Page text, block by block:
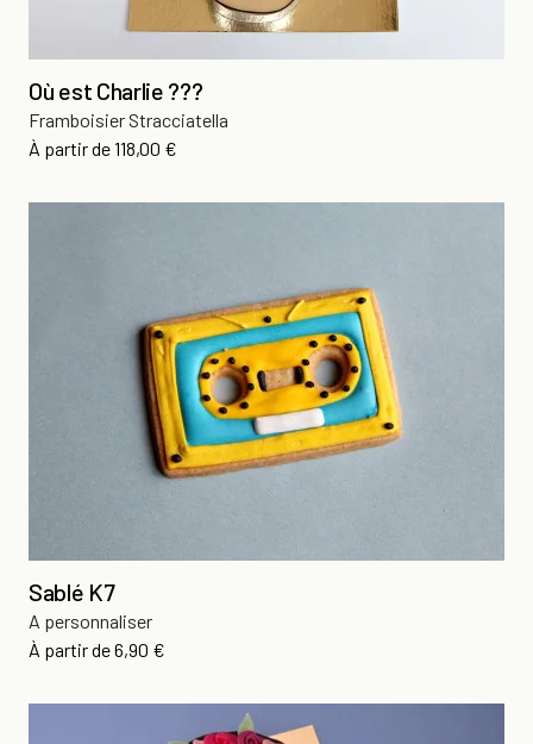
Où est Charlie ???
Framboisier Stracciatella
À partir dePrix
118,00 €
Sablé K7
A personnaliser
À partir dePrix
6,90 €